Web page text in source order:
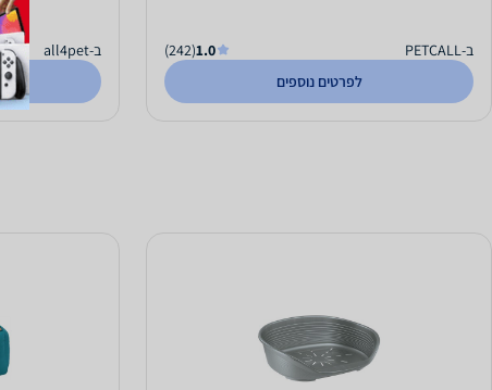
ב-PETCALL 1.0
(242)
לפרטים נוספים
ב-all4pet